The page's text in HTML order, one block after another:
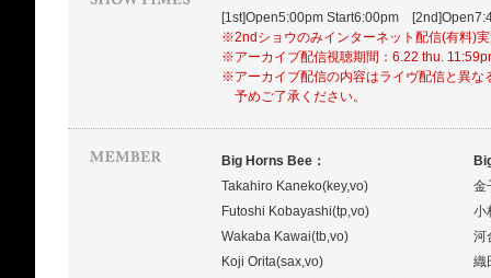
[1st]Open5:00pm Start6:00pm
※2ndショウのみインターネット配信(有料)
※アーカイブ配信視聴期間：6.22 thu.
※アーカイブ配信の内容はライヴ配信と異な
予めご了承ください。
Big Horns Bee：
Takahiro Kaneko(key,vo)
金
Futoshi Kobayashi(tp,vo)
小
Wakaba Kawai(tb,vo)
河
Koji Orita(sax,vo)
織